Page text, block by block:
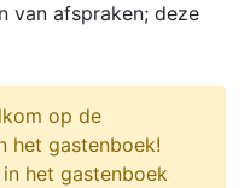
van afspraken; deze
op de
het gastenboek!
het gastenboek